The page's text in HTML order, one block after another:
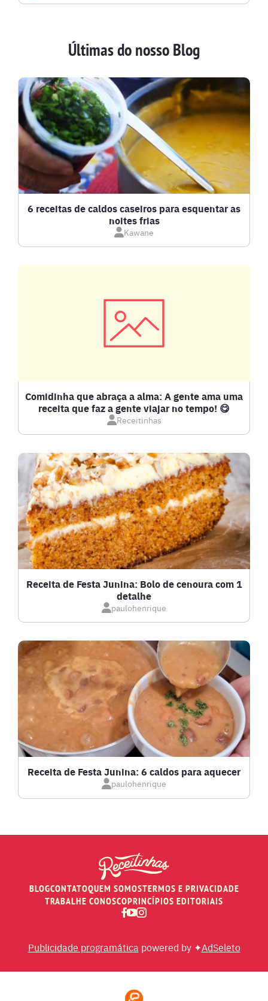
BATIDAS
BEBIDAS E DRINKS
BISCOITOS
BOLOS E TORTAS
CALDOS
CARNE BOVINA
COMPOTAS E GELEIAS
DOCES E SOBREMESAS
DRINKS
FRANGO
FRUTOS DO MAR
GRATINADOS
LANCHES
LASANHAS
LOW CARB
MASSAS E PASTAS
RECEITAS DE AIR FRYER
RECEITAS DE ANO NOVO (RÉVEILLON)
Últimas do nosso Blog
6 receitas de caldos caseiros para esquentar as
noites frias
Kawane
Comidinha que abraça a alma: A gente ama uma
receita que faz a gente viajar no tempo! 😋
Receitinhas
Receita de Festa Junina: Bolo de cenoura com 1
detalhe
paulohenrique
Receita de Festa Junina: 6 caldos para aquecer
paulohenrique
BLOGCONTATOQUEM SOMOSTERMOS E PRIVACIDADE
TRABALHE CONOSCOPRINCÍPIOS EDITORIAIS
Publicidade programática powered by ✦AdSeleto